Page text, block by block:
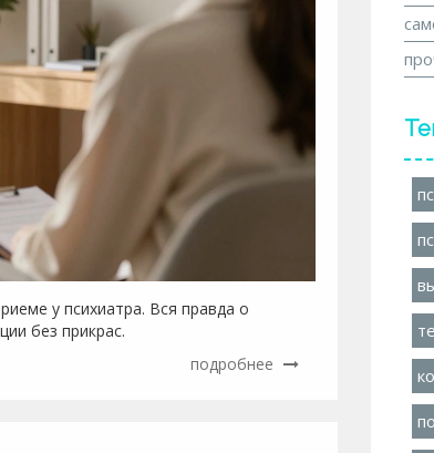
у психиатра. Вся правда о
без прикрас.
подробнее